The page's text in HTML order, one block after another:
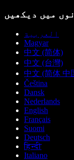
میں دیکھیں
العربية
Magyar
中文 (简体)
中文 (台灣)
中文 (简体 中
Čeština
Dansk
Nederlands
English
Français
Suomi
Deutsch
हिन्दी
Italiano